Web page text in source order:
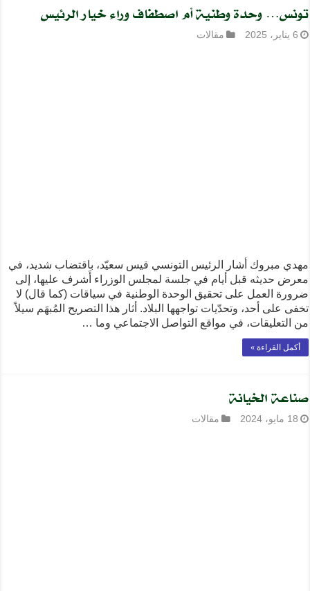
تونس… وحدة وطنية أم اصطفاف وراء خيار الرئيس
6 يناير، 2025 مقالات
مهدي مبروك أشار الرئيس التونسي قيس سعيّد، باقتضاب شديد، في
معرض حديثه قبل أيام في جلسة لمجلس الوزراء أَشرف عليها، إلى
ضرورة العمل على تحقيق الوحدة الوطنية في سياقات (كما قال) لا
تخفى على أحد، وتحدّيات تواجهها البلاد. أثار هذا التصريح المُبهَم سيلاً
من التعليقات، في مواقع التواصل الاجتماعي وما …
أكمل القراءة »
صناعة الخيانة
18 مايو، 2024 مقالات